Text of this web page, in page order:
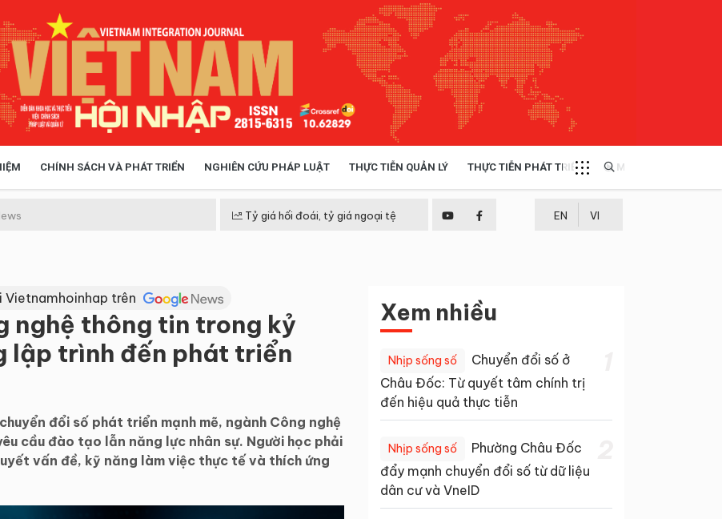
CHÍNH SÁCH VÀ PHÁT TRIỂN NGHIÊN CỨU PHÁP LUẬT THỰC TIỄN QUẢN LÝ THỰC TIỄN PHÁT TRIỂN MULTIMEDIA
Tỷ giá hối đoái, tỷ giá ngoại tệ EN VI
Vietnamhoinhap trên
nghệ thông tin trong kỷ
lập trình đến phát triển
đổi số phát triển mạnh mẽ, ngành Công nghệ
cầu đào tạo lẫn năng lực nhân sự. Người học phải
vấn đề, kỹ năng làm việc thực tế và thích ứng
Xem nhiều
Nhịp sống số
Chuyển đổi số ở
Châu Đốc: Từ quyết tâm chính trị
đến hiệu quả thực tiễn
Nhịp sống số
Phường Châu Đốc
đẩy mạnh chuyển đổi số từ dữ liệu
dân cư và VneID